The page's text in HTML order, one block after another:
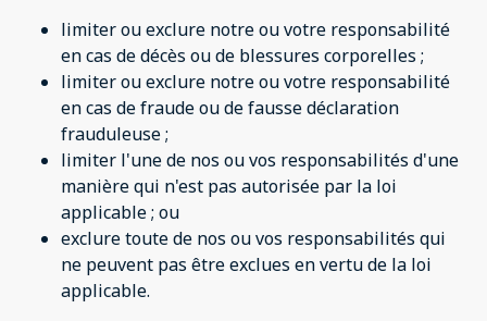
limiter ou exclure notre ou votre responsabilité
en cas de décès ou de blessures corporelles ;
limiter ou exclure notre ou votre responsabilité
en cas de fraude ou de fausse déclaration
frauduleuse ;
limiter l'une de nos ou vos responsabilités d'une
manière qui n'est pas autorisée par la loi
applicable ; ou
exclure toute de nos ou vos responsabilités qui
ne peuvent pas être exclues en vertu de la loi
applicable.